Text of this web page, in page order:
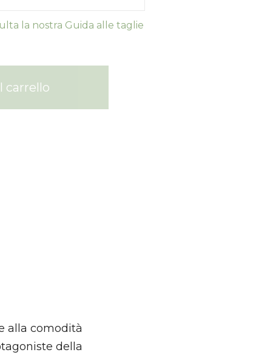
la nostra Guida alle taglie
carrello
alla comodità
della